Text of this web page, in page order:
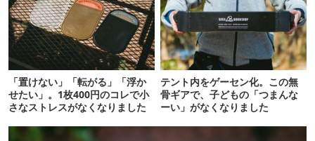
「置けない」「転がる」「浮か
せたい」。1枚400円のコレで小
さなストレスがなくなりました
テント内をゲーセン化。この無
骨ギアで、子どもの「つまんな
ーい」がなくなりました